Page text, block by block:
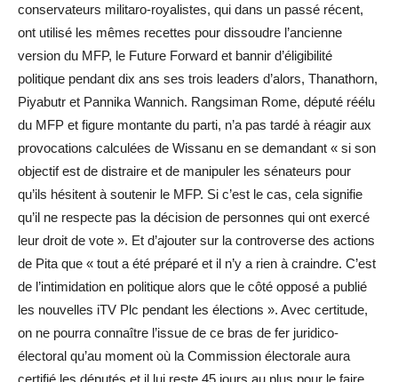
conservateurs militaro-royalistes, qui dans un passé récent,
ont utilisé les mêmes recettes pour dissoudre l’ancienne
version du MFP, le Future Forward et bannir d’éligibilité
politique pendant dix ans ses trois leaders d’alors, Thanathorn,
Piyabutr et Pannika Wannich. Rangsiman Rome, député réélu
du MFP et figure montante du parti, n’a pas tardé à réagir aux
provocations calculées de Wissanu en se demandant « si son
objectif est de distraire et de manipuler les sénateurs pour
qu’ils hésitent à soutenir le MFP. Si c’est le cas, cela signifie
qu’il ne respecte pas la décision de personnes qui ont exercé
leur droit de vote ». Et d’ajouter sur la controverse des actions
de Pita que « tout a été préparé et il n’y a rien à craindre. C’est
de l’intimidation en politique alors que le côté opposé a publié
les nouvelles iTV Plc pendant les élections ». Avec certitude,
on ne pourra connaître l’issue de ce bras de fer juridico-
électoral qu’au moment où la Commission électorale aura
certifié les députés et il lui reste 45 jours au plus pour le faire.